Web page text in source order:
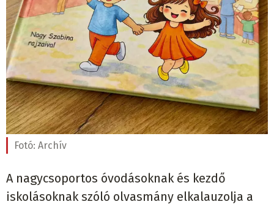
Fotó: Archív
A nagycsoportos óvodásoknak és kezdő
iskolásoknak szóló olvasmány elkalauzolja a